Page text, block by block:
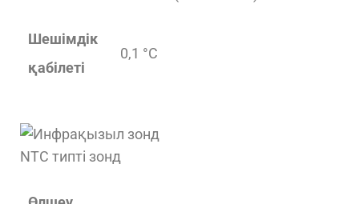
Шешімдік
қабілеті
0,1 °C
NTC типті зонд